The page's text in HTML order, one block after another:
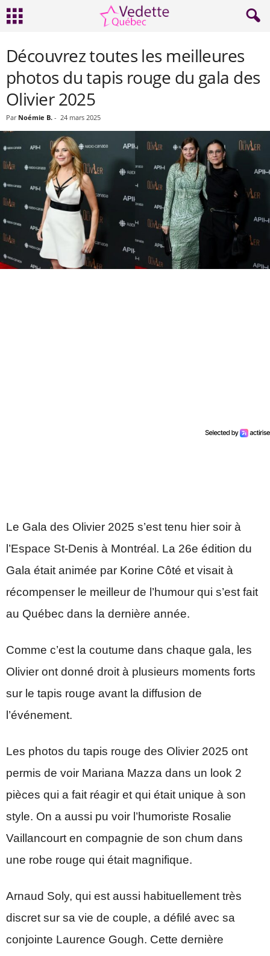
Découvrez toutes les meilleures
photos du tapis rouge du gala des
Olivier 2025
Par Noémie B. - 24 mars 2025
Le Gala des Olivier 2025 s’est tenu hier soir à
l’Espace St-Denis à Montréal. La 26e édition du
Gala était animée par Korine Côté et visait à
récompenser le meilleur de l’humour qui s’est fait
au Québec dans la dernière année.
Comme c’est la coutume dans chaque gala, les
Olivier ont donné droit à plusieurs moments forts
sur le tapis rouge avant la diffusion de
l’événement.
Les photos du tapis rouge des Olivier 2025 ont
permis de voir Mariana Mazza dans un look 2
pièces qui a fait réagir et qui était unique à son
style. On a aussi pu voir l’humoriste Rosalie
Vaillancourt en compagnie de son chum dans
une robe rouge qui était magnifique.
Arnaud Soly, qui est aussi habituellement très
discret sur sa vie de couple, a défilé avec sa
conjointe Laurence Gough. Cette dernière